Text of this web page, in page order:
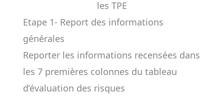
les TPE
Etape 1- Report des informations
générales
Reporter les informations recensées dans
les 7 premières colonnes du tableau
d’évaluation des risques